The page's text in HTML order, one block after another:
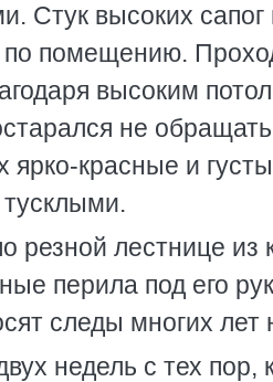
Стук высоких
по помещению.
высоким
не
ярко-красные и
резной лестнице из
перила под его
следы многих лет
недель с тех